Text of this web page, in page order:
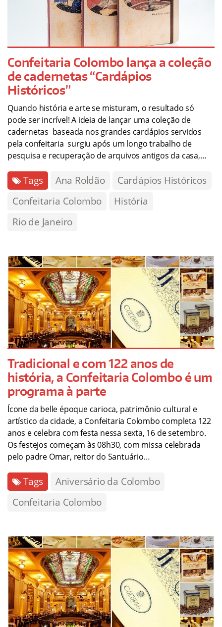
Confeitaria Colombo lança a coleção
de cadernetas “Cardápios
Históricos”
Quando história e arte se misturam, o resultado só
pode ser incrível! A ideia de lançar uma coleção de
cadernetas baseada nos grandes cardápios servidos
pela confeitaria surgiu após um longo trabalho de
pesquisa e recuperação de arquivos antigos da casa,…
Tags Ana Roldão
Cardápios Históricos
Confeitaria Colombo
História
Rio de Janeiro
Tradicional e com 122 anos de
história, a Confeitaria Colombo é um
programa à parte
Ícone da belle époque carioca, patrimônio cultural e
artístico da cidade, a Confeitaria Colombo completa 122
anos e celebra com festa nessa sexta, 16 de setembro.
Os festejos começam às 08h30, com missa celebrada
pelo padre Omar, reitor do Santuário…
Tags
Aniversário da Colombo
Confeitaria Colombo